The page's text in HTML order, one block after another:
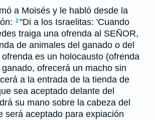
a Moisés y le habló desde la
2"Di a los Israelitas: 'Cuando
traiga una ofrenda al SEÑOR,
de animales del ganado o del
ofrenda es un holocausto (ofrenda
ofrecerá un macho sin
a la entrada de la tienda de
sea aceptado delante del
su mano sobre la cabeza del
será aceptado para expiación